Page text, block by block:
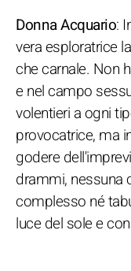
Donna Acquario:
vera esploratrice
che carnale. Non
e nel campo
volentieri a ogni
provocatrice, ma
godere
drammi, nessuna
complesso né
luce del sole e